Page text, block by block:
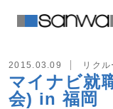
2015.03.09 リクル
マイナビ就
会) in 福岡